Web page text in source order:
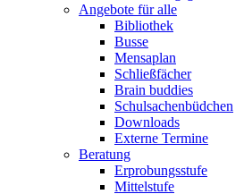
Angebote für alle
Bibliothek
Busse
Mensaplan
Schließfächer
Brain buddies
Schulsachenbüdchen
Downloads
Externe Termine
Beratung
Erprobungsstufe
Mittelstufe